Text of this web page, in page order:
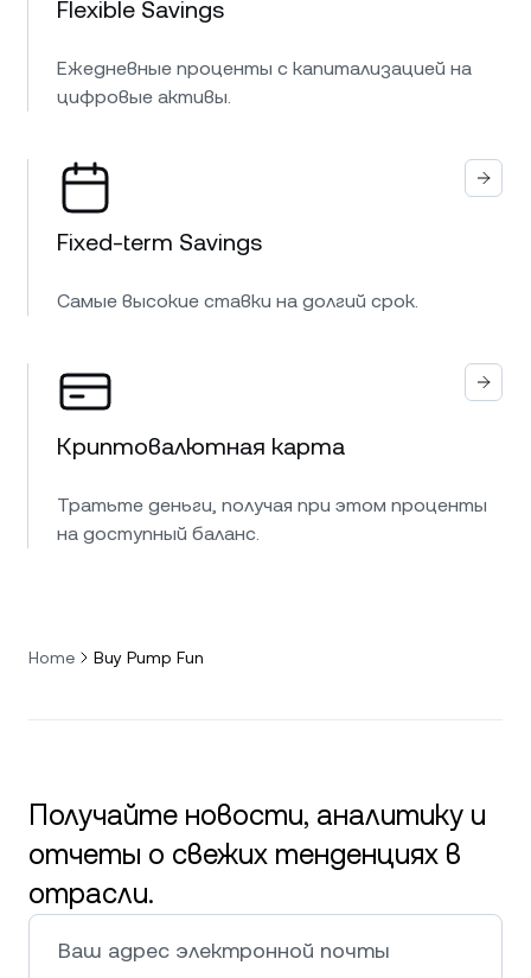
Flexible Savings
Ежедневные проценты с капитализацией на
цифровые активы.
Fixed-term Savings
Самые высокие ставки на долгий срок.
Криптовалютная карта
Тратьте деньги, получая при этом проценты
на доступный баланс.
Home Buy Pump Fun
Получайте новости, аналитику и
отчеты о свежих тенденциях в
отрасли.